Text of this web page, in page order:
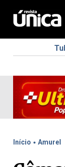
Início . Amurel